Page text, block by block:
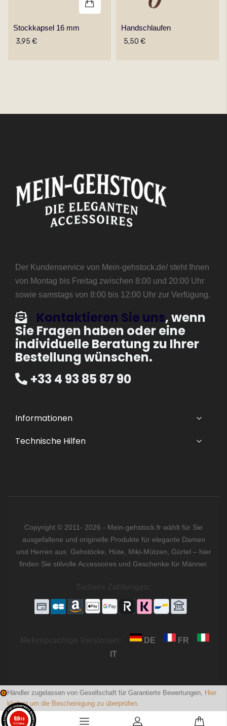
Stockkapsel 16 mm
3,95 €
Handschlaufen
5,50 €
Der Kundenservice von Mein-gehstock.de/ steht Ihnen
von Montag bis Freitag zwischen 8:00 und 20:00 Uhr
sowie samstags von 8:00 bis 12:00 Uhr zur Verfügung.
Kontaktieren Sie uns, wenn
Sie Fragen haben oder eine
individuelle Beratung zu Ihrer
Bestellung wünschen.
+33 4 93 85 87 90
Informationen
Technische Hilfen
Copyright © 2011- 2026 - Mein-gehstock.fr wählt für Sie
ausgefallene und originelle Produkte für elegante Damen
und Herren aus. Gehstöcke, Hüte, Miki-Mützen, Gürtel – hier
finden Sie stilvolle Accessoires und Geschenke für Männer.
DE
FR
IT
Händler zugelassen von Gesellschaft für Garantierte Bewertungen, Hier
klicken um die Bescheinigung zu überprüfen.
8.9/10
1722 Noten